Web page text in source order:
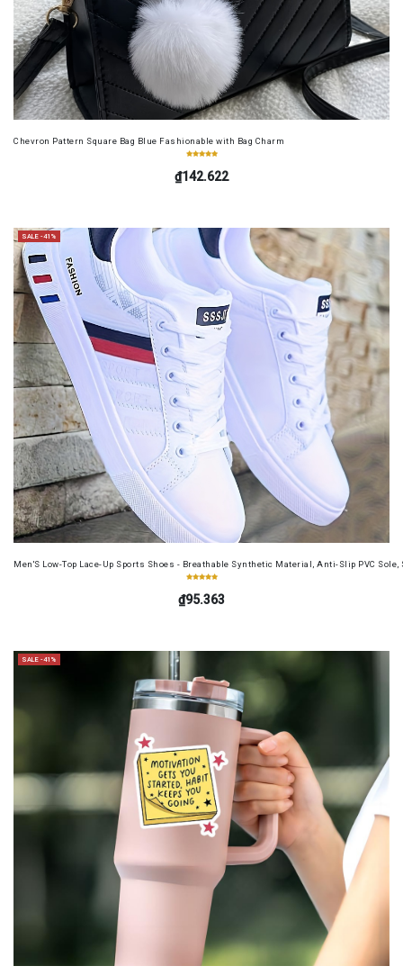
Chevron Pattern Square Bag Blue Fashionable with Bag Charm
₫142.622
SALE -41%
Men'S Low-Top Lace-Up Sports Shoes - Breathable Synthetic Material, Anti-Slip PVC
₫95.363
SALE -41%